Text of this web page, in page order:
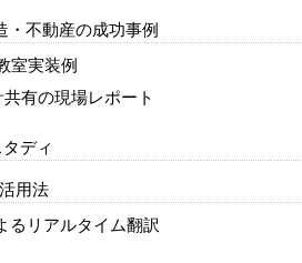
・不動産の成功事例
室実装例
有の現場レポート
ディ
用法
るリアルタイム翻訳